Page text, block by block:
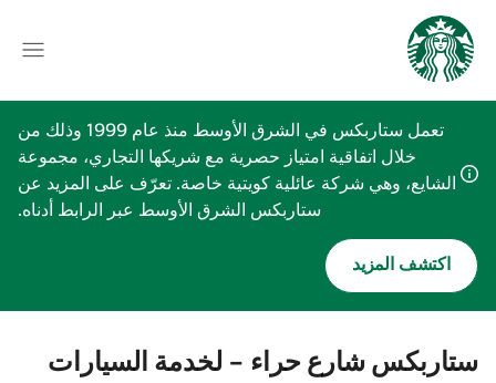
تعمل ستاربكس في الشرق الأوسط منذ عام 1999 وذلك من
خلال اتفاقية امتياز حصرية مع شريكها التجاري، مجموعة
الشايع، وهي شركة عائلية كويتية خاصة. تعرّف على المزيد عن
ستاربكس الشرق الأوسط عبر الرابط أدناه.
اكتشف المزيد
ستاربكس شارع حراء - لخدمة السيارات